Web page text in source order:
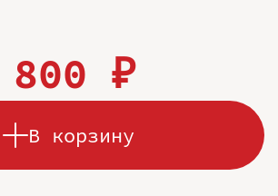
800 ₽
В корзину